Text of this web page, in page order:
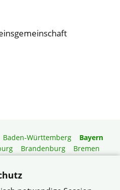
Baden-Württemberg
Bayern
Brandenburg
Bremen
Saarland